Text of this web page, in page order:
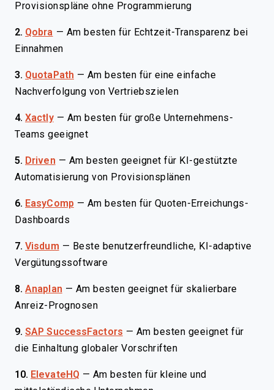
Provisionspläne ohne Programmierung
2. Qobra — Am besten für Echtzeit-Transparenz bei
Einnahmen
3. QuotaPath — Am besten für eine einfache
Nachverfolgung von Vertriebszielen
4. Xactly — Am besten für große Unternehmens-
Teams geeignet
5. Driven — Am besten geeignet für KI-gestützte
Automatisierung von Provisionsplänen
6. EasyComp — Am besten für Quoten-Erreichungs-
Dashboards
7. Visdum — Beste benutzerfreundliche, KI-adaptive
Vergütungssoftware
8. Anaplan — Am besten geeignet für skalierbare
Anreiz-Prognosen
9. SAP SuccessFactors — Am besten geeignet für
die Einhaltung globaler Vorschriften
10. ElevateHQ — Am besten für kleine und